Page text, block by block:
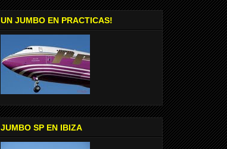
UN JUMBO EN PRACTICAS!
JUMBO SP EN IBIZA